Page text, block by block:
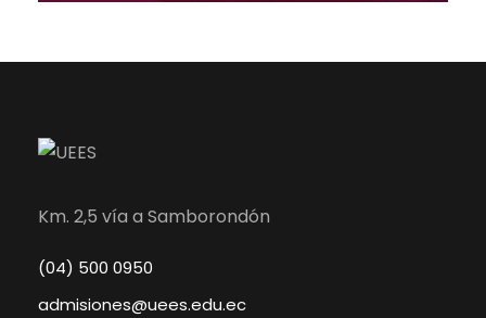
Km. 2,5 vía a Samborondón
(04) 500 0950
admisiones@uees.edu.ec